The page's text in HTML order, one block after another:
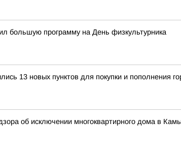
большую программу на День физкультурника
13 новых пунктов для покупки и пополнения
об исключении многоквартирного дома в